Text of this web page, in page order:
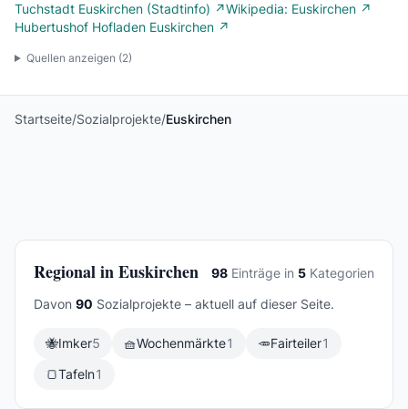
Tuchstadt Euskirchen (Stadtinfo) ↗Wikipedia: Euskirchen ↗
Hubertushof Hofladen Euskirchen ↗
Quellen anzeigen (2)
Startseite/Sozialprojekte/Euskirchen
Regional in Euskirchen 98 Einträge in 5 Kategorien
Davon 90 Sozialprojekte – aktuell auf dieser Seite.
🐝Imker5 🧺Wochenmärkte1 🥕Fairteiler1
🍞Tafeln1